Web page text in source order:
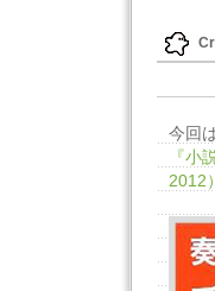
今回
『小
2012）